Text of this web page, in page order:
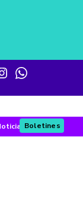
Boletines